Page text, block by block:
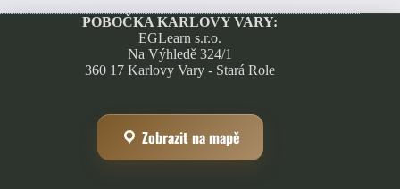
POBOČKA KARLOVY VARY:
EGLearn s.r.o.
Na Výhledě 324/1
360 17 Karlovy Vary - Stará Role
Zobrazit na mapě